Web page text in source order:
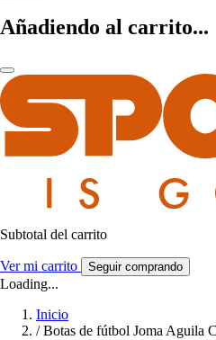
Añadiendo al carrito...
Subtotal del carrito
Ver mi carrito Seguir comprando
Loading...
Inicio
/ Botas de fútbol Joma Aguila